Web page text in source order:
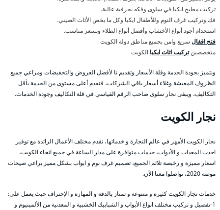
تركيب مطبخ ايكيا في سلوى وفكه بحرفية عالية.
فك وتركيب غرف النوم وللأطفال ايكيا وكل ما يخص الأثاث الصيني.
استخدام أجود أنواع الأخشاب وأفضل أنواع الطلاء وبسعر مناسب.
فتح اقفال سريع وامن بجميع مناطق دولة الكويت .
متخصصينتركيب اثاث ايكيا الكويت
ونتميز بجودة الخدمة وقلة الأسعار وتقديم نا لأفضل العروض والتخفيضات ومراعي جميع
الظروف المعيشة وغلاء أسعار باقي الشركات، فنقدم أعلى مستوى من الخدمة بأقل
التكاليف، ويبقى نجار سلوى صاحب الرقم القياسي في قلة التكاليف وجودة الخدمات.
نجار الكويت
نجار الكويت الأمهر في عالم النجارة و خدماتها، نقدم مختلف الأعمال الرائدة مع توفير
احدث المعدات و الأدوات، خدمات متوافرة على مدار الساعة في جميع انحاء الكويت،
اسعار مميزة و رخيصة تلائم الجميع، تصميم غرف نوم و ابواب بشكل مميز يراعي صيحات
موضة 2020، تواصلوا معنا الآن.
خدمات نجار الكويت كثيرة و متنوعة و تمتاز بالدقة و المهارة و الإحتراف حيث يعمل على:
1-تفصيل و تركيب مختلف انواع الأبواب و الشبابيك الخشبية و المعدنية من الألمينيوم و